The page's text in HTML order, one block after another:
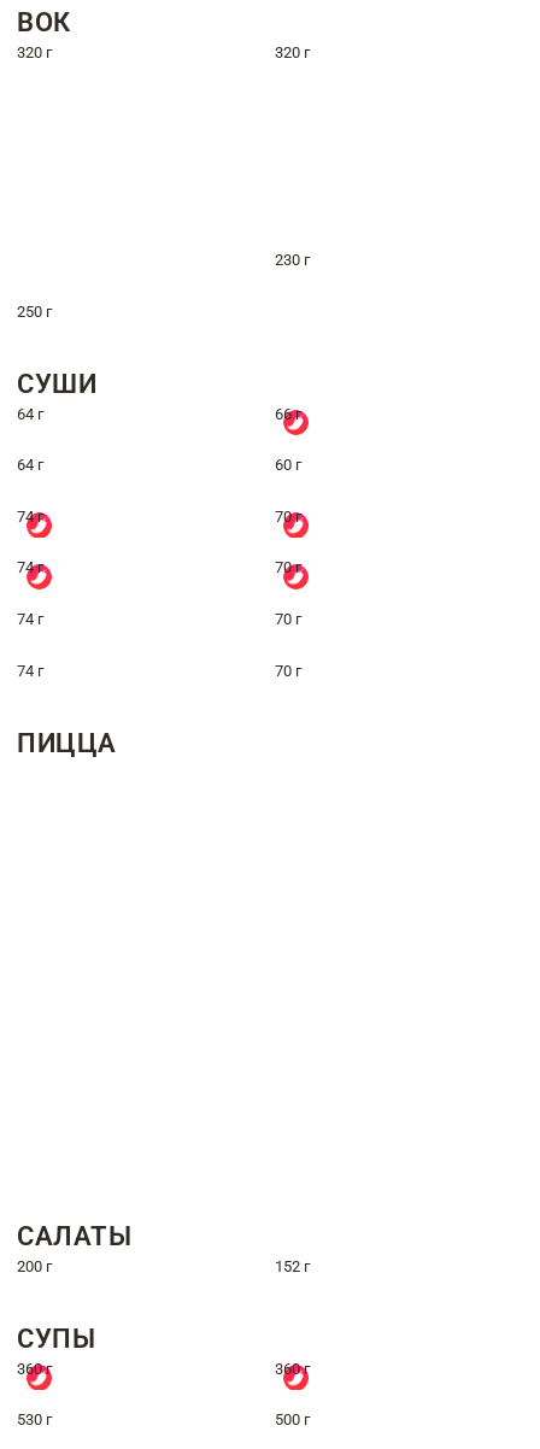
ВОК
320 г 320 г
230 г
250 г
СУШИ
64 г 66 г
64 г 60 г
74 г 70 г
74 г 70 г
74 г 70 г
74 г 70 г
ПИЦЦА
САЛАТЫ
200 г 152 г
СУПЫ
360 г 360 г
530 г 500 г